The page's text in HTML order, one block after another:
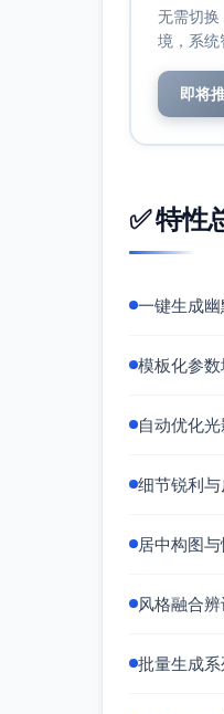
无需切
境，系统
即将
✅ 特性
一键生成
模板化参
自动优化
细节锐利
居中构图
风格融合
批量生成